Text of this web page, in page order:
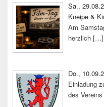
Sa.,
Kneipe &
Am
herzlich […]
Do.,
Einladung
des Vereins